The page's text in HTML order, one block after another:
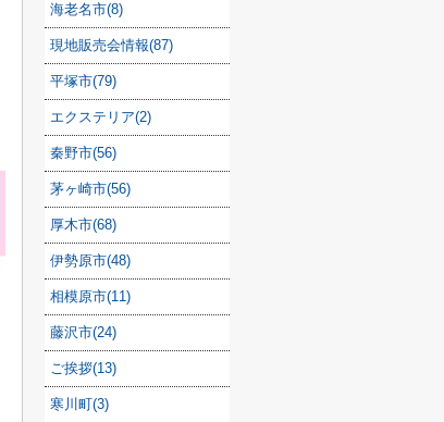
海老名市(8)
現地販売会情報(87)
平塚市(79)
エクステリア(2)
秦野市(56)
茅ヶ崎市(56)
厚木市(68)
伊勢原市(48)
相模原市(11)
藤沢市(24)
ご挨拶(13)
寒川町(3)